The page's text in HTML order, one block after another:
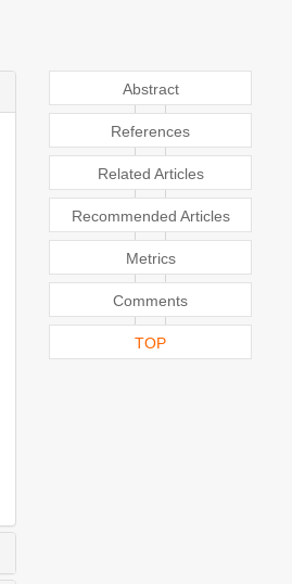
Abstract
References
Related Articles
Recommended Articles
Metrics
Comments
TOP